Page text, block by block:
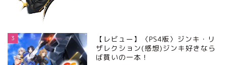
3
【レビュー】〈PS4版〉ジンキ・リ
ザレクション(感想)ジンキ好きなら
ば買いの一本！